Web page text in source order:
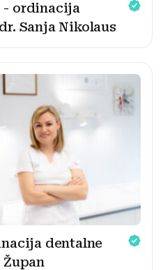
- ordinacija
Sanja Nikolaus
dentalne